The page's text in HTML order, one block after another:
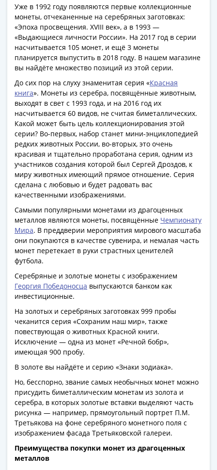
Антика
средневековье
Древняя
Греция
Древний
Византия
Золотая
Орда
Крымское
ханство
Речь
Посполитая
Священная
Римская
империя
Банкноты
Банкноты
1992
1993
1994
1995
1997
2001
2004
2010
2017
2022-
2025
Памятные
Банкноты
мира
Австралия
Океания
Азия
Америка
Уже в 1992 году появляются первые коллекционные
монеты, отчеканенные на серебряных заготовках:
«Эпоха просвещения. XVIII век», а в 1993 —
«Выдающиеся личности России». На 2017 год в серии
насчитывается 105 монет, и ещё 3 монеты
планируется выпустить в 2018 году. В нашем магазине
вы найдёте множество позиций из этой серии.
До сих пор на слуху знаменитая серия «Красная
книга». Монеты из серебра, посвящённые животным,
выходят в свет с 1993 года, и на 2016 год их
насчитывается 60 видов, не считая биметаллических.
Какой может быть цель коллекционирования этой
серии? Во-первых, набор станет мини-энциклопедией
редких животных России, во-вторых, это очень
красивая и тщательно проработана серия, одним из
участников создания которой был Сергей Дроздов, к
миру животных имеющий прямое отношение. Серия
сделана с любовью и будет радовать вас
качественными изображениями.
Самыми популярными монетами из драгоценных
металлов являются монеты, посвящённые Чемпионату
Мира. В преддверии мероприятия мирового масштаба
они покупаются в качестве сувенира, и немалая часть
монет перетекает в руки страстных ценителей
футбола.
Серебряные и золотые монеты с изображением
Георгия Победоносца выпускаются банком как
инвестиционные.
На золотых и серебряных заготовках 999 пробы
чеканится серия «Сохраним наш мир», также
повествующая о животных Красной книги.
Исключение — одна из монет «Речной бобр»,
имеющая 900 пробу.
В золоте вы найдёте и серию «Знаки зодиака».
Но, бесспорно, звание самых необычных монет можно
присудить биметаллическим монетам из золота и
серебра, в которых золотые вставки выделяют часть
рисунка — например, прямоугольный портрет П.М.
Третьякова на фоне серебряного монетного поля с
изображением фасада Третьяковской галереи.
Преимущества покупки монет из драгоценных
металлов